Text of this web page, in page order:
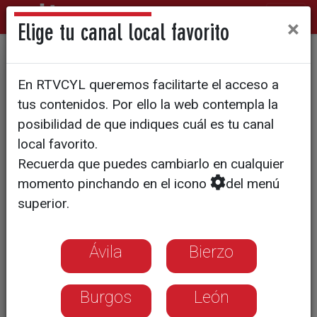
Regalos vintage bajo el árbol
de Navidad
Los productos que fueron populares
hace muchos años vuelven a estar de
moda
Elige tu canal local favorito ×
En RTVCYL queremos facilitarte el acceso a
tus contenidos. Por ello la web contempla la
posibilidad de que indiques cuál es tu canal
local favorito.
Recuerda que puedes cambiarlo en cualquier
momento pinchando en el icono
del menú
superior.
Ávila Bierzo
Burgos León